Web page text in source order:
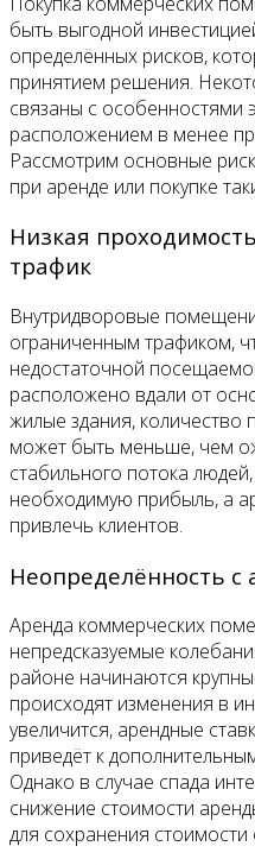
быть выгодной
определённых рисков,
принятием решения.
связаны с особенностями
расположением в менее
Рассмотрим основные
при аренде или покупке
Низкая
трафик
Внутридворовые
ограниченным трафиком,
недостаточной
расположено вдали от
жилые здания, количество
может быть меньше, чем
стабильного потока
необходимую прибыль, а
привлечь клиентов.
Неопределённость
Аренда коммерческих
непредсказуемые
районе начинаются
происходят изменения в
увеличится, арендные
приведёт к
Однако в случае спада
снижение стоимости
для сохранения стоимости